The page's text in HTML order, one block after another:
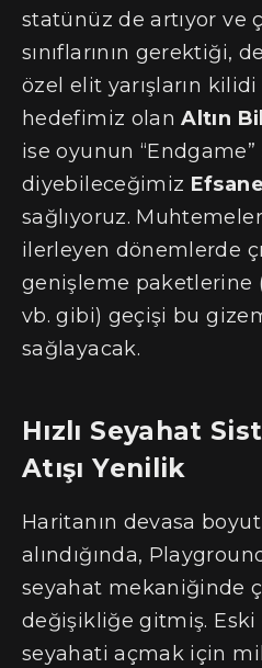
statünüz de artıyor ve
sınıflarının gerektiği,
özel elit yarışların kilidi
hedefimiz olanAltın
ise oyunun “Endgame”
diyebileceğimiz
sağlıyoruz.
ilerleyen dönemlerde
genişleme paketlerine
vb. gibi) geçişi bu
sağlayacak.
Hızlı Seyahat
Atışı Yenilik
Haritanın devasa
alındığında,
seyahat mekaniğinde
değişikliğe gitmiş. Eski
seyahati açmak için